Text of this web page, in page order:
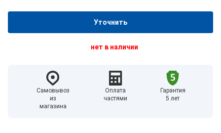
Уточнить
нет в наличии
Самовывоз
из
магазина
Оплата
частями
Гарантия
5 лет